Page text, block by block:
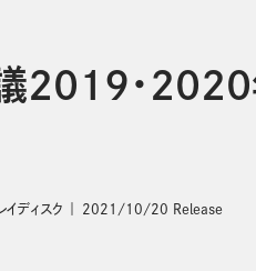
2019・
イディスク 2021/10/20 Release